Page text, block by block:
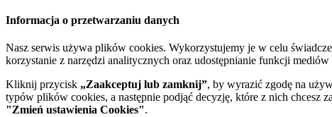
Informacja o przetwarzaniu danych
Nasz serwis używa plików cookies. Wykorzystujemy je w celu
korzystanie z narzędzi analitycznych oraz udostępnianie funkcji
Kliknij przycisk „Zaakceptuj lub zamknij”, by wyrazić zgodę na
typów plików cookies, a następnie podjąć decyzję, które z nich
"Zmień ustawienia Cookies".